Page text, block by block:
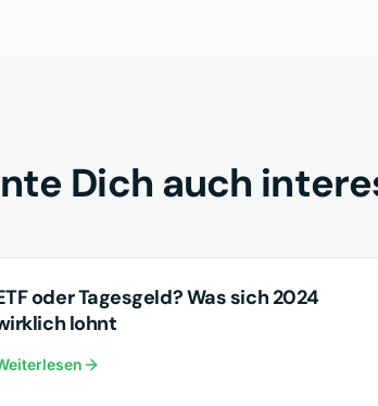
Dich auch
oder Tagesgeld? Was sich 2024
lohnt